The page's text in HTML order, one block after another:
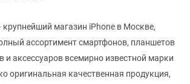
крупнейший магазин iPhone в Москве,
ассортимент смартфонов, планшетов
и аксессуаров всемирно известной марки
оригинальная качественная продукция,